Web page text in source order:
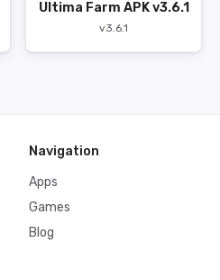
Ultima Farm APK v3.6.1
v3.6.1
Navigation
Apps
Games
Blog